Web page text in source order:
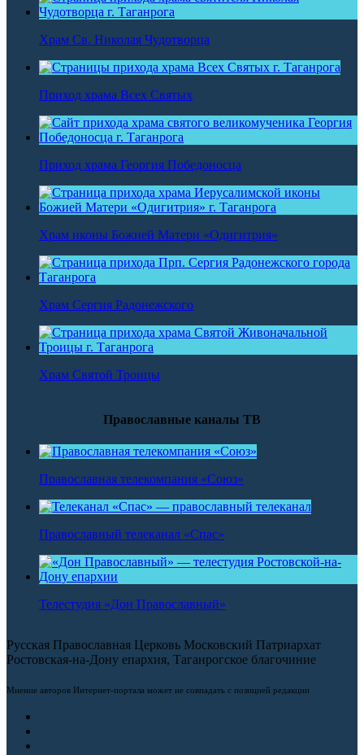
Храм Св. Николая Чудотворца
Приход храма Всех Святых
Приход храма Георгия Победоносца
Храм иконы Божией Матери «Одигитрия»
Храм Сергия Радонежского
Храм Святой Троицы
Православные каналы ТВ
Православная телекомпания «Союз»
Православный телеканал «Спас»
Телестудия «Дон Православный»
Русская Православная Церковь Московский Патриархат
Ростовская-на-Дону епархия, Таганрогское благочиние
Мнение авторов Интернет-портала может не совпадать с позицией редакции